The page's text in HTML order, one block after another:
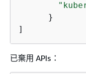
      }
]
已棄用 APIs：